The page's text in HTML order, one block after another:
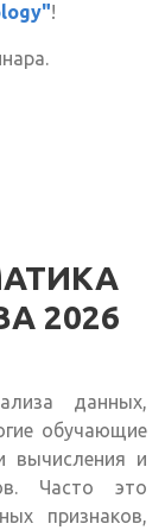
!
2026
данных,
обучающие
вычисления и
Часто это
признаков,